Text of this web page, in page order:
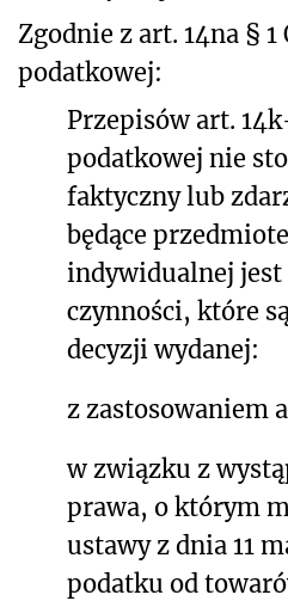
Zgodnie z art. 14na § 1
podatkowej:
Przepisów art.
podatkowej nie
faktyczny lub
będące
indywidualnej jest
czynności, które
decyzji wydanej:
z zastosowaniem
w związku z
prawa, o którym
ustawy z dnia 11
podatku od